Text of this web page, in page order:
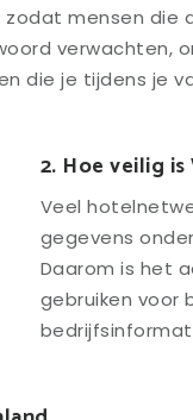
zodat mensen die
verwachten,
die je tijdens je
2. Hoe veilig
Veel
gegevens
Daarom is het
gebruiken voor